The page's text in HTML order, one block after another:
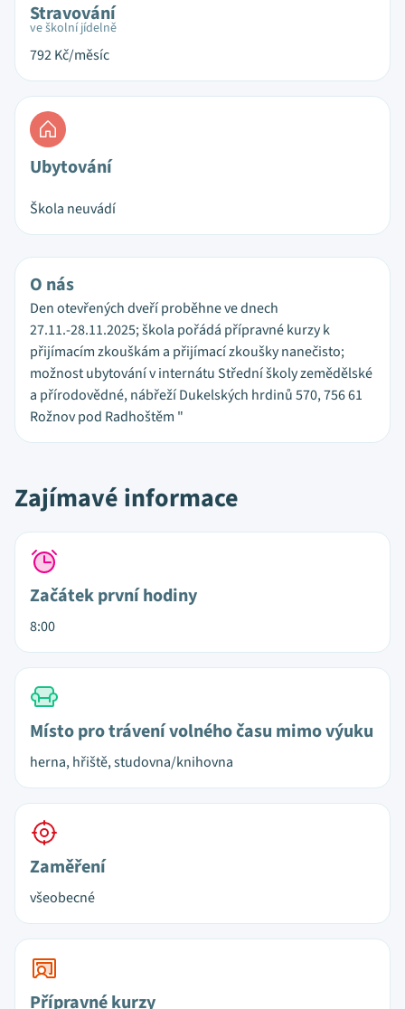
Stravování
ve školní jídelně
792Kč/měsíc
Ubytování
Škola neuvádí
O nás
Den otevřených dveří proběhne ve dnech
27.11.-28.11.2025; škola pořádá přípravné kurzy k
přijímacím zkouškám a přijímací zkoušky nanečisto;
možnost ubytování v internátu Střední školy zemědělské
a přírodovědné, nábřeží Dukelských hrdinů 570, 756 61
Rožnov pod Radhoštěm "
Zajímavé informace
Začátek první hodiny
8:00
Místo pro trávení volného času mimo výuku
herna, hřiště, studovna/knihovna
Zaměření
všeobecné
Přípravné kurzy